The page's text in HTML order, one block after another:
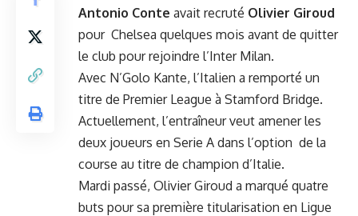
Antonio Conte avait recruté Olivier Giroud
pour Chelsea quelques mois avant de quitter
le club pour rejoindre l’Inter Milan.
Avec N’Golo Kante, l’Italien a remporté un
titre de Premier League à Stamford Bridge.
Actuellement, l’entraîneur veut amener les
deux joueurs en Serie A dans l’option de la
course au titre de champion d’Italie.
Mardi passé, Olivier Giroud a marqué quatre
buts pour sa première titularisation en Ligue